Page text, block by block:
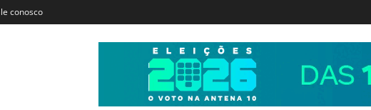
conosco